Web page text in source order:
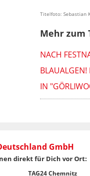
Titelfoto: Sebastian
Mehr zum
NACH
IN
GmbH
direkt für Dich vor Ort:
TAG24 Chemnitz